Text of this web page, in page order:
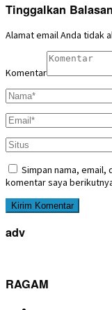
Tinggalkan Balasan
Alamat email Anda tidak
Komentar
Simpan nama, email,
komentar saya
adv
RAGAM